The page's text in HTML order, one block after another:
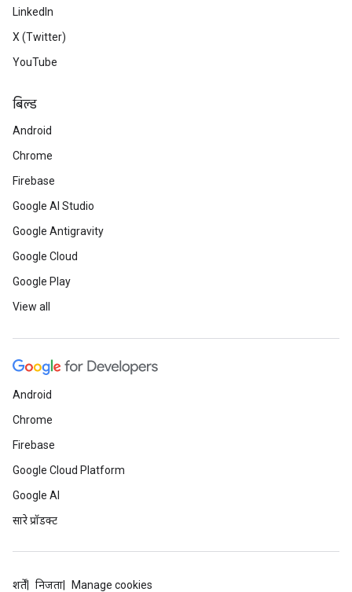
LinkedIn
X (Twitter)
YouTube
बिल्ड
Android
Chrome
Firebase
Google AI Studio
Google Antigravity
Google Cloud
Google Play
View all
Android
Chrome
Firebase
Google Cloud Platform
Google AI
सारे प्रॉडक्ट
शर्तें निजता Manage cookies